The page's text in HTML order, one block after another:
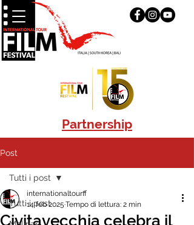
Partnership
Post
Tutti i post
Tutti i post
Civitavecchia celebra il
internationaltourff
14 feb 2025 Tempo di lettura: 2 min